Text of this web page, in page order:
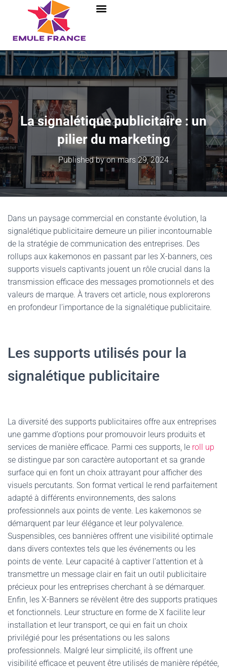
La signalétique publicitaire : un
pilier du marketing
Published byonmars 29, 2024
Dans un paysage commercial en constante évolution, la
signalétique publicitaire demeure un pilier incontournable
de la stratégie de communication des entreprises. Des
rollups aux kakemonos en passant par les X-banners, ces
supports visuels captivants jouent un rôle crucial dans la
transmission efficace des messages promotionnels et des
valeurs de marque. À travers cet article, nous explorerons
en profondeur l’importance de la signalétique publicitaire.
Les supports utilisés pour la
signalétique publicitaire
La diversité des supports publicitaires offre aux entreprises
une gamme d’options pour promouvoir leurs produits et
services de manière efficace. Parmi ces supports, le roll up
se distingue par son caractère autoportant et sa grande
surface qui en font un choix attrayant pour afficher des
visuels percutants. Son format vertical le rend parfaitement
adapté à différents environnements, des salons
professionnels aux points de vente. Les kakemonos se
démarquent par leur élégance et leur polyvalence.
Suspensibles, ces bannières offrent une visibilité optimale
dans divers contextes tels que les événements ou les
points de vente. Leur capacité à captiver l’attention et à
transmettre un message clair en fait un outil publicitaire
précieux pour les entreprises cherchant à se démarquer.
Enfin, les X-Banners se révèlent être des supports pratiques
et fonctionnels. Leur structure en forme de X facilite leur
installation et leur transport, ce qui en fait un choix
privilégié pour les présentations ou les salons
professionnels. Malgré leur simplicité, ils offrent une
visibilité efficace et peuvent être utilisés de manière répétée,